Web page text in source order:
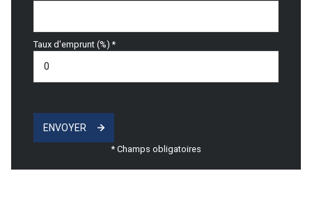
accès handicapé
Taux d'emprunt (%) *
ENVOYER
* Champs obligatoires